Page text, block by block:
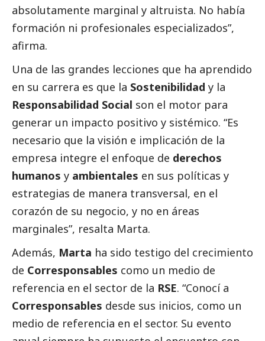
absolutamente marginal y altruista. No había
formación ni profesionales especializados”,
afirma.
Una de las grandes lecciones que ha aprendido
en su carrera es que la Sostenibilidad y la
Responsabilidad Social son el motor para
generar un impacto positivo y sistémico. “Es
necesario que la visión e implicación de la
empresa integre el enfoque de derechos
humanos y ambientales en sus políticas y
estrategias de manera transversal, en el
corazón de su negocio, y no en áreas
marginales”, resalta Marta.
Además, Marta ha sido testigo del crecimiento
de Corresponsables como un medio de
referencia en el sector de la RSE. “Conocí a
Corresponsables desde sus inicios, como un
medio de referencia en el sector. Su evento